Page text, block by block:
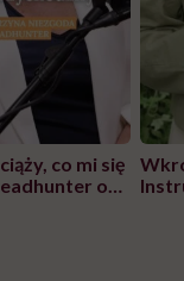
co mi się
o